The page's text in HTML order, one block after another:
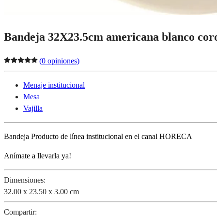
Bandeja 32X23.5cm americana blanco
(0 opiniones)
Menaje institucional
Mesa
Vajilla
Bandeja Producto de línea institucional en el canal HORECA
Anímate a llevarla ya!
Dimensiones:
32.00 x 23.50 x 3.00 cm
Compartir: